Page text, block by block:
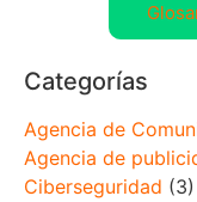
Categorías
Agencia de
Agencia de
Ciberseguridad (3)